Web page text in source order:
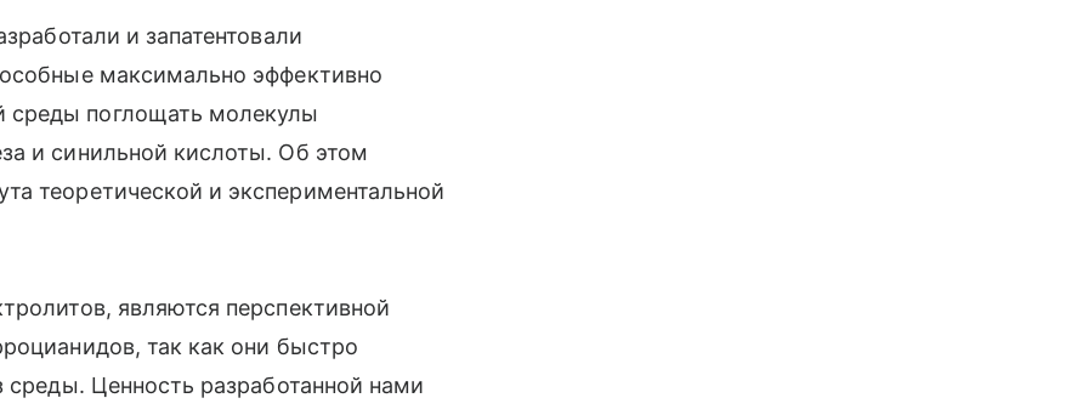
и запатентовали
максимально эффективно
поглощать молекулы
и синильной кислоты. Об этом
теоретической и экспериментальной
являются перспективной
так как они быстро
среды. Ценность разработанной нами